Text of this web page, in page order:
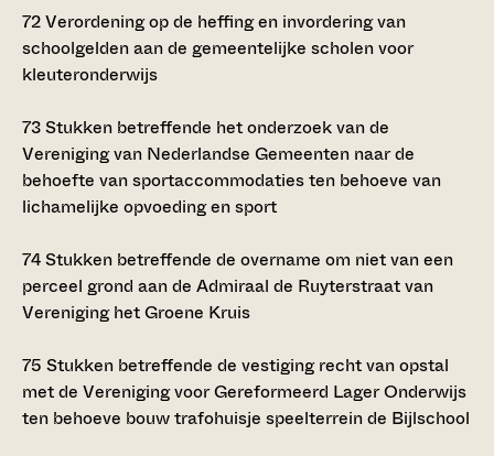
72Verordening op de heffing en invordering van
schoolgelden aan de gemeentelijke scholen voor
kleuteronderwijs
73Stukken betreffende het onderzoek van de
Vereniging van Nederlandse Gemeenten naar de
behoefte van sportaccommodaties ten behoeve van
lichamelijke opvoeding en sport
74Stukken betreffende de overname om niet van een
perceel grond aan de Admiraal de Ruyterstraat van
Vereniging het Groene Kruis
75 Stukken betreffende de vestiging recht van opstal
met de Vereniging voor Gereformeerd Lager Onderwijs
ten behoeve bouw trafohuisje speelterrein de Bijlschool